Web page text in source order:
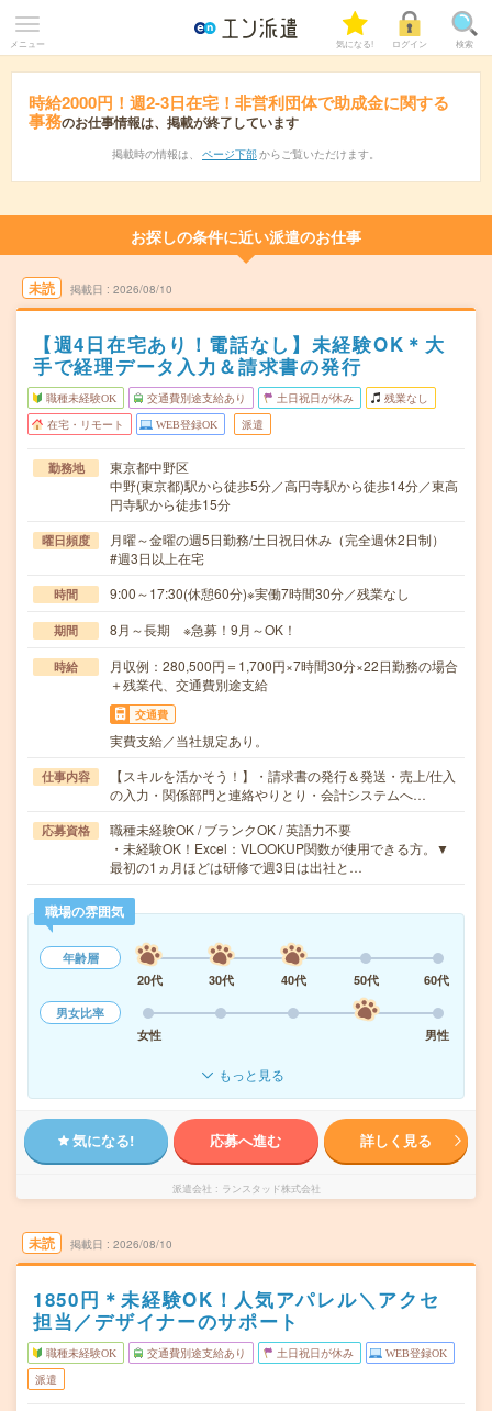
メニュー 気になる! ログイン 検索
時給2000円！週2-3日在宅！非営利団体で助成金に関する
事務のお仕事情報は、掲載が終了しています
掲載時の情報は、 ページ下部 からご覧いただけます。
お探しの条件に近い派遣のお仕事
未読 掲載日 2026/08/10
【週4日在宅あり！電話なし】未経験OK＊大
手で経理データ入力＆請求書の発行
職種未経験OK 交通費別途支給あり 土日祝日が休み 残業なし
在宅・リモート WEB登録OK 派遣
勤務地
東京都中野区
中野(東京都)駅から徒歩5分／高円寺駅から徒歩14分／東高
円寺駅から徒歩15分
曜日頻度
月曜～金曜の週5日勤務/土日祝日休み（完全週休2日制）
#週3日以上在宅
時間 9:00～17:30(休憩60分)※実働7時間30分／残業なし
期間 8月～長期 ※急募！9月～OK！
時給
月収例：280,500円＝1,700円×7時間30分×22日勤務の場合
＋残業代、交通費別途支給
交通費
実費支給／当社規定あり。
仕事内容
【スキルを活かそう！】・請求書の発行＆発送・売上/仕入
の入力・関係部門と連絡やりとり・会計システムへ…
応募資格
職種未経験OK / ブランクOK / 英語力不要
・未経験OK！Excel：VLOOKUP関数が使用できる方。▼
最初の1ヵ月ほどは研修で週3日は出社と…
職場の雰囲気
年齢層
20代
30代 40代 50代
60代
男女比率
女性
男性
もっと見る
気になる! 応募へ進む 詳しく見る
派遣会社 ランスタッド株式会社
未読 掲載日 2026/08/10
1850円＊未経験OK！人気アパレル＼アクセ
担当／デザイナーのサポート
職種未経験OK 交通費別途支給あり 土日祝日が休み WEB登録OK
派遣